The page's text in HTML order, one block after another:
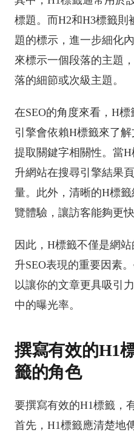
標題。而H2和H3標籤則
題的標示，進一步細化
來標示一個段落的主題
落的細節或次級主題。
在SEO的角度來看，H
引擎會依賴H標籤來了
提取關鍵字相關性。當
升網站在搜尋引擎結果
量。此外，清晰的H標
覽體驗，讓訪客能夠更
因此，H標籤不僅是網
升SEO表現的重要因素
以讓你的文章更具吸引
中的曝光率。
撰寫有效的H1
籤的角色
要撰寫有效的H1標籤，
首先，H1標籤應清楚地